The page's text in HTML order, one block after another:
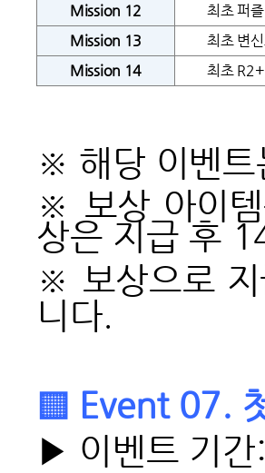
Mission 12
최초 퍼
Mission 13
최초 변
Mission 14
최초
※ 해당 이벤트
※ 보상 아이
상은 지급 후
※ 보상으로
니다.
▒ Event 07.
▶ 이벤트 기